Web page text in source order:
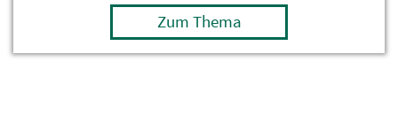
Zum Thema